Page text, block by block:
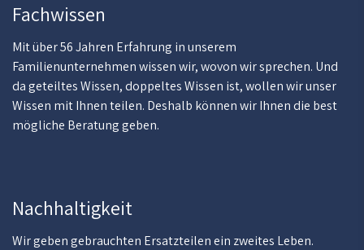
Fachwissen
Mit über 56 Jahren Erfahrung in unserem
Familienunternehmen wissen wir, wovon wir sprechen. Und
da geteiltes Wissen, doppeltes Wissen ist, wollen wir unser
Wissen mit Ihnen teilen. Deshalb können wir Ihnen die best
mögliche Beratung geben.
Nachhaltigkeit
Wir geben gebrauchten Ersatzteilen ein zweites Leben.